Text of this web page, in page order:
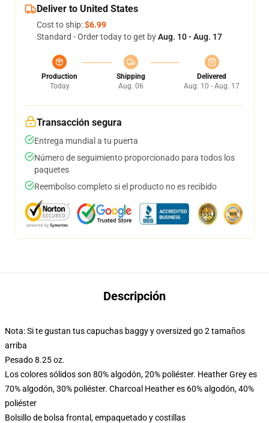
Deliver to United States
Cost to ship:$6.99
Standard - Order today to get byAug. 10 - Aug. 17
Production
Today
Shipping
Aug. 06
Delivered
Aug. 10 - Aug. 17
Transacción segura
Entrega mundial a tu puerta
Número de seguimiento proporcionado para todos los
paquetes
Reembolso completo si el producto no es recibido
Descripción
Nota: Si te gustan tus capuchas baggy y oversized go 2 tamaños
arriba
Pesado 8.25 oz.
Los colores sólidos son 80% algodón, 20% poliéster. Heather Grey es
70% algodón, 30% poliéster. Charcoal Heather es 60% algodón, 40%
poliéster
Bolsillo de bolsa frontal, empaquetado y costillas